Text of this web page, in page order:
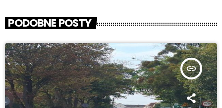
PODOBNE POSTY
insert_link